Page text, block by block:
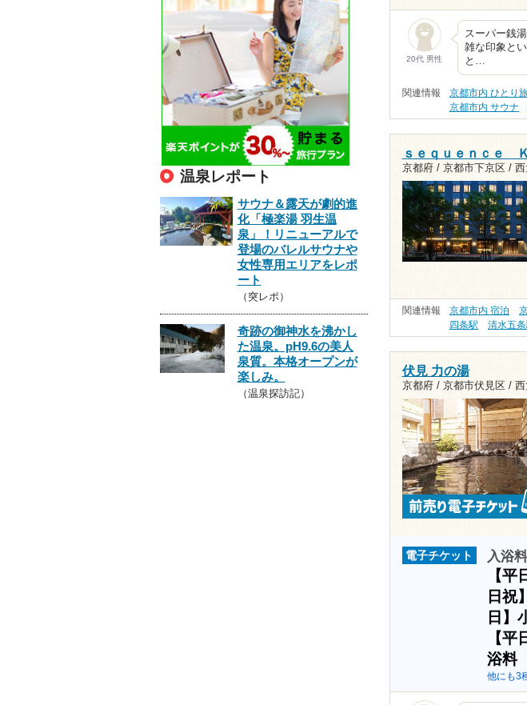
20代 男性
スーパー銭
雑な印象と
と…
関連情報 京都市内 ひとり
京都市内 サウナ
ｓｅｑｕｅｎｃｅ
京都府 / 京都市下京区 /
関連情報 京都市内 宿泊
四条駅
清水五
伏見 力の湯
京都府 / 京都市伏見区 /
電子チケット 入浴
【
日祝
日】
【平
浴料
他にも3
温泉レポート
サウナ＆露天が劇的進
化「極楽湯 羽生温
泉」！リニューアルで
登場のバレルサウナや
女性専用エリアをレポ
ート
（突レポ）
奇跡の御神水を沸かし
た温泉。pH9.6の美人
泉質。本格オープンが
楽しみ。
（温泉探訪記）